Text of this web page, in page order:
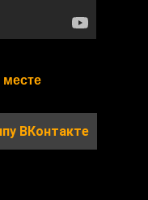
месте
ВКонтакте